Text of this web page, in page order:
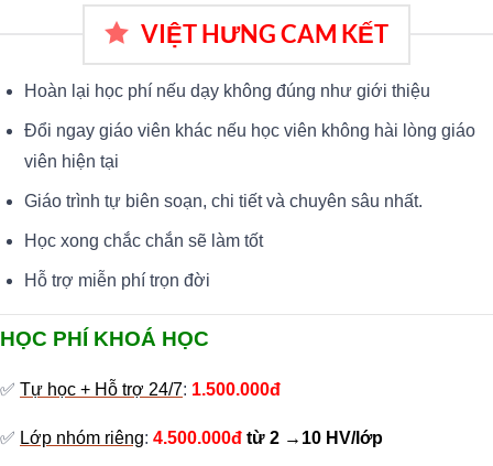
VIỆT HƯNG CAM KẾT
Hoàn lại học phí nếu dạy không đúng như giới thiệu
Đổi ngay giáo viên khác nếu học viên không hài lòng giáo
viên hiện tại
Giáo trình tự biên soạn, chi tiết và chuyên sâu nhất.
Học xong chắc chắn sẽ làm tốt
Hỗ trợ miễn phí trọn đời
HỌC PHÍ KHOÁ HỌC
✅ Tự học + Hỗ trợ 24/7: 1.500.000đ
✅ Lớp nhóm riêng: 4.500.000đ từ 2 →10 HV/lớp